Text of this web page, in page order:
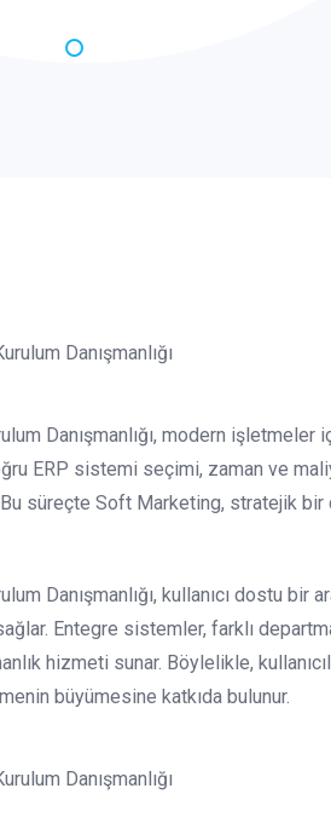
Danışmanlığı, modern
ERP sistemi seçimi, zaman ve
Bu süreçte Soft Marketing, stratejik
Danışmanlığı, kullanıcı dostu
Entegre sistemler, farklı
hizmeti sunar. Böylelikle,
büyümesine katkıda bulunur.